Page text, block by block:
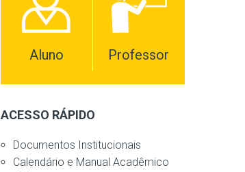
Aluno Professor
ACESSO RÁPIDO
Documentos Institucionais
Calendário e Manual Acadêmico